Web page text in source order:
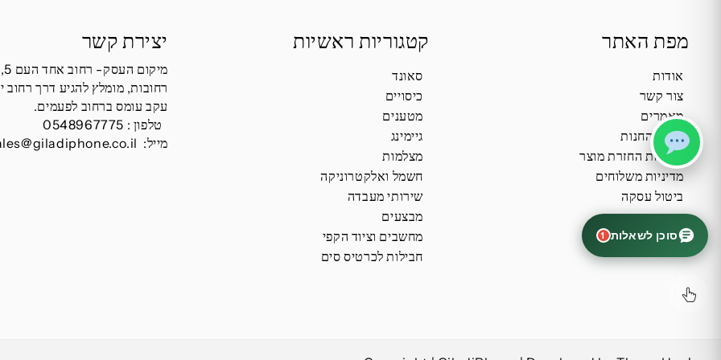
סוכן לשאלות 1
מפת האתר
אודות
צור קשר
מאמרים
תקנון החנות
מדיניות החזרת מוצר
מדיניות משלוחים
ביטול עסקה
קטגוריות ראשיות
סאונד
כיסויים
מטענים
גיימינג
מצלמות
חשמל ואלקטרוניקה
שירותי מעבדה
מבצעים
מחשבים וציוד הקפי
חבילות לכרטיס סים
יצירת קשר
מיקום העסק- רחוב אחד העם 5,
רחובות, מומלץ להגיע דרך רחוב
עקב עומס ברחוב לפעמים.
טלפון : 0548967775
מייל: